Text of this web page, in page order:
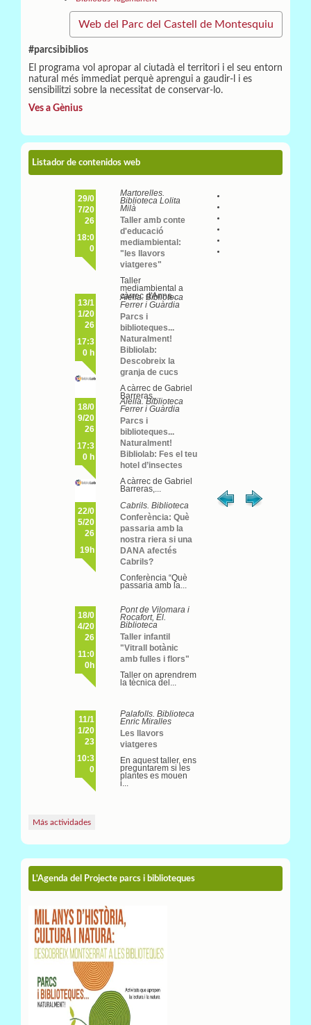
Web del Parc del Castell de Montesquiu
#parcsibiblios
El programa vol apropar al ciutadà el territori i el seu entorn
natural més immediat perquè aprengui a gaudir-l i es
sensibilitzi sobre la necessitat de conservar-lo.
Ves a Gènius
Listador de contenidos web
29/0
7/20
26
18:0
0
Martorelles.
Biblioteca Lolita
Milà
Taller amb conte
d'educació
mediambiental:
"les llavors
viatgeres"
Taller
mediambiental a
càrrec d'Anna...
13/1
1/20
26
17:3
0 h
Alella. Biblioteca
Ferrer i Guàrdia
Parcs i
biblioteques...
Naturalment!
Bibliolab:
Descobreix la
granja de cucs
A càrrec de Gabriel
Barreras,...
18/0
9/20
26
17:3
0 h
Alella. Biblioteca
Ferrer i Guàrdia
Parcs i
biblioteques...
Naturalment!
Bibliolab: Fes el teu
hotel d’insectes
A càrrec de Gabriel
Barreras,...
22/0
5/20
26
19h
Cabrils. Biblioteca
Conferència: Què
passaria amb la
nostra riera si una
DANA afectés
Cabrils?
Conferència “Què
passaria amb la...
18/0
4/20
26
11:0
0h
Pont de Vilomara i
Rocafort, El.
Biblioteca
Taller infantil
"Vitrall botànic
amb fulles i flors"
Taller on aprendrem
la tècnica del...
11/1
1/20
23
10:3
0
Palafolls. Biblioteca
Enric Miralles
Les llavors
viatgeres
En aquest taller, ens
preguntarem si les
plantes es mouen
i...
Más actividades
L'Agenda del Projecte parcs i biblioteques